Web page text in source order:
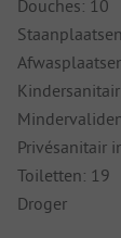
Douches: 10
Kindersanitair
Privésanitair
Toiletten: 19
Droger